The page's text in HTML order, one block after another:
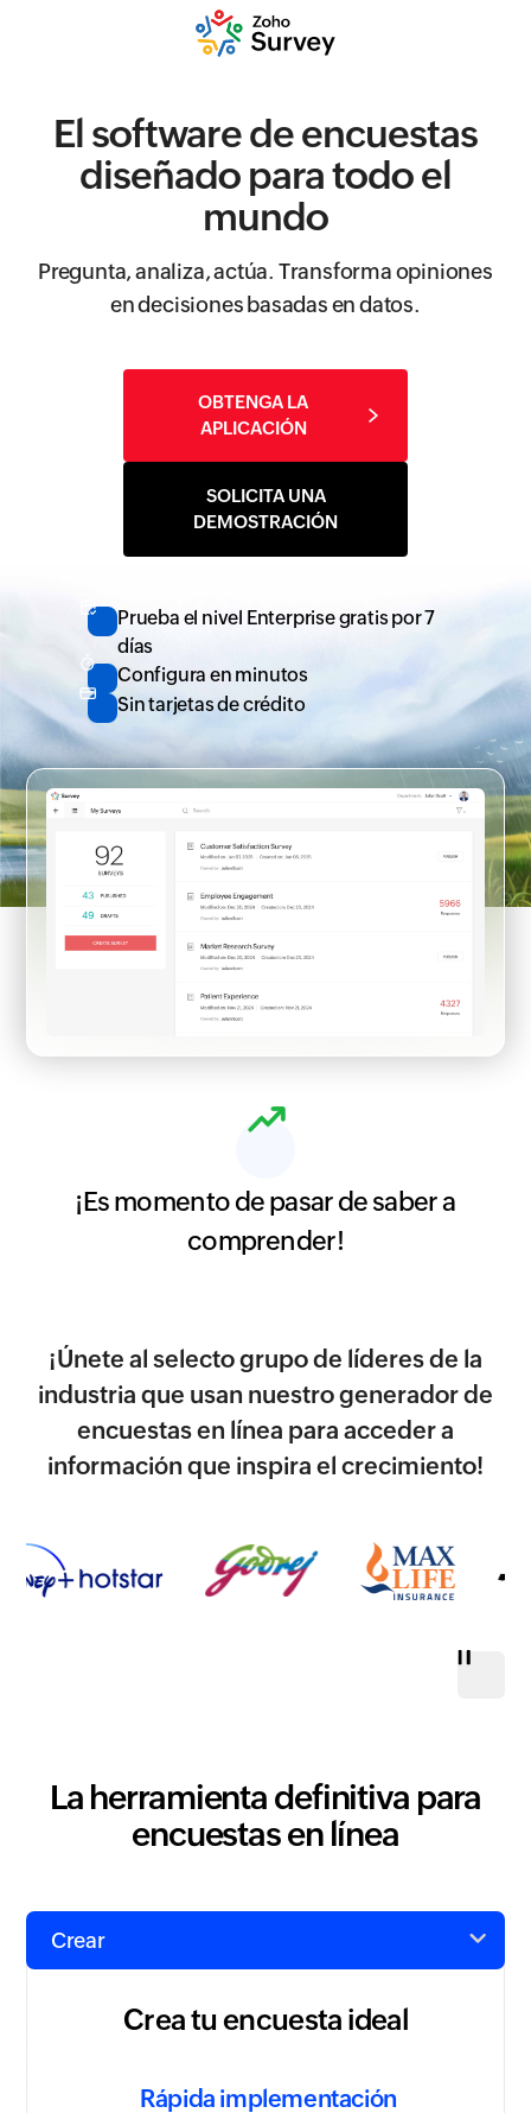
El software de encuestas
diseñado para todo el
mundo
Pregunta, analiza, actúa. Transforma opiniones
en decisiones basadas en datos.
OBTENGA LA
APLICACIÓN
SOLICITA UNA
DEMOSTRACIÓN
Prueba el nivel Enterprise gratis por 7
días
Configura en minutos
Sin tarjetas de crédito
¡Es momento de pasar de saber a
comprender!
¡Únete al selecto grupo de líderes de la
industria que usan nuestro generador de
encuestas en línea para acceder a
información que inspira el crecimiento!
La herramienta definitiva para
encuestas en línea
Crea tu encuesta ideal
Rápida implementación